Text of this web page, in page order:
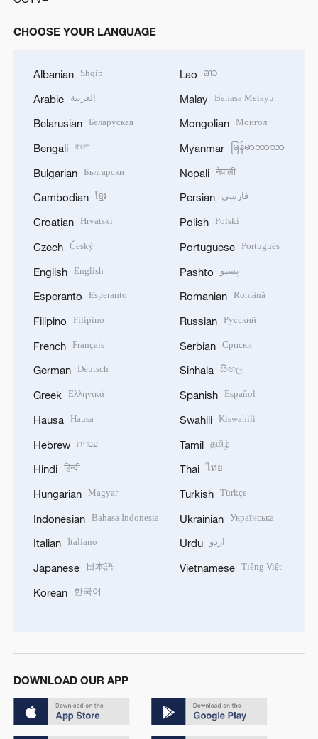
CHOOSE YOUR LANGUAGE
Albanian Shqip
Arabic العربية
Belarusian Беларуская
Bengali বাংলা
Bulgarian Български
Cambodian ខ្មែរ
Croatian Hrvatski
Czech Český
English English
Esperanto Esperanto
Filipino Filipino
French Français
German Deutsch
Greek Ελληνικά
Hausa Hausa
Hebrew עברית
Hindi हिन्दी
Hungarian Magyar
Indonesian Bahasa Indonesia
Italian Italiano
Japanese 日本語
Korean 한국어
Lao ລາວ
Malay Bahasa Melayu
Mongolian Монгол
Myanmar မြန်မာဘာသာ
Nepali नेपाली
Persian فارسی
Polish Polski
Portuguese Português
Pashto پښتو
Romanian Română
Russian Русский
Serbian Српски
Sinhala සිංහල
Spanish Español
Swahili Kiswahili
Tamil தமிழ்
Thai ไทย
Turkish Türkçe
Ukrainian Українська
Urdu اردو
Vietnamese Tiếng Việt
DOWNLOAD OUR APP